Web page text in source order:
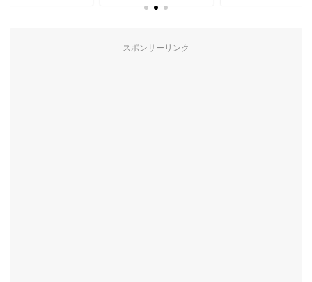
スポンサーリンク